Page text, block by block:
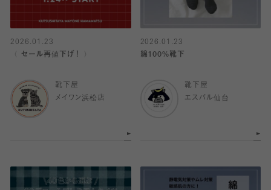
2026.01.23
〈 セール再値下げ！ 〉
靴下屋
メイワン浜松店
2026.01.23
綿100%靴下
靴下屋
エスパル仙台